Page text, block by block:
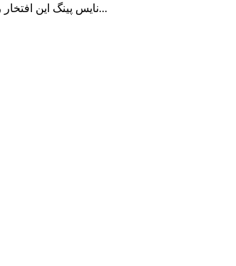
نایس پینگ این افتخار را در بر دارد که با سالها سابقه در زمینه ارائه سرویس کاهش پینگ تا اکنون به بیش از 10000 کاربر ایرانی با رضایت مشتریان خدمات رسانی نموده است...